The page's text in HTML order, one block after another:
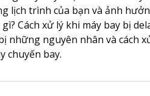
lịch trình của bạn và ảnh
gì? Cách xử lý khi máy bay bị
những nguyên nhân và cách
chuyến bay.